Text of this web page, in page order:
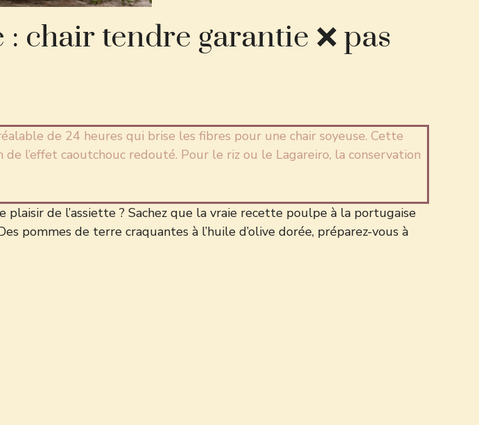
chair tendre garantie ❌ pas
de 24 heures qui brise les fibres pour une chair soyeuse. Cette
l’effet caoutchouc redouté. Pour le riz ou le Lagareiro, la conservation
de l’assiette ? Sachez que la vraie recette poulpe à la portugaise
pommes de terre craquantes à l’huile d’olive dorée, préparez-vous à